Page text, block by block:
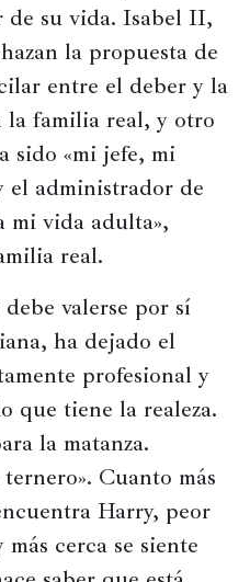
de su vida. Isabel II,
la propuesta de
entre el deber y la
la familia real, y otro
sido «mi jefe, mi
administrador de
mi vida adulta»,
real.
valerse por sí
ha dejado el
profesional y
que tiene la realeza.
la matanza.
Cuanto más
Harry, peor
cerca se siente